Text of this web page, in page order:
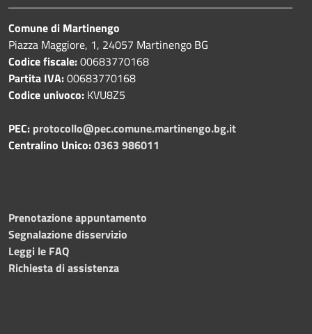
Comune di Martinengo
Piazza Maggiore, 1, 24057 Martinengo BG
Codice fiscale:00683770168
Partita IVA:00683770168
Codice univoco: KVU8Z5
PEC: protocollo@pec.comune.martinengo.bg.it
Centralino Unico:0363 986011
Prenotazione appuntamento
Segnalazione disservizio
Leggi le FAQ
Richiesta di assistenza